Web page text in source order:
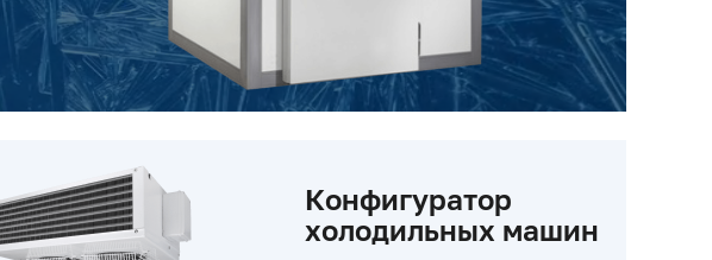
Конфигуратор
холодильных машин